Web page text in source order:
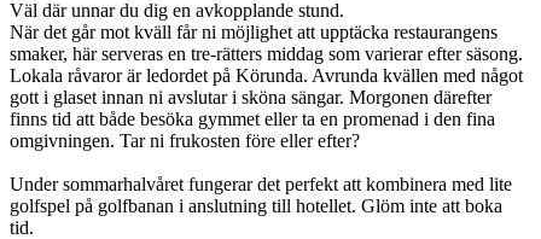
Väl där unnar du dig en avkopplande stund.
När det går mot kväll får ni möjlighet att upptäcka restaurangens
smaker, här serveras en tre-rätters middag som varierar efter säsong.
Lokala råvaror är ledordet på Körunda. Avrunda kvällen med något
gott i glaset innan ni avslutar i sköna sängar. Morgonen därefter
finns tid att både besöka gymmet eller ta en promenad i den fina
omgivningen. Tar ni frukosten före eller efter?
Under sommarhalvåret fungerar det perfekt att kombinera med lite
golfspel på golfbanan i anslutning till hotellet. Glöm inte att boka
tid.